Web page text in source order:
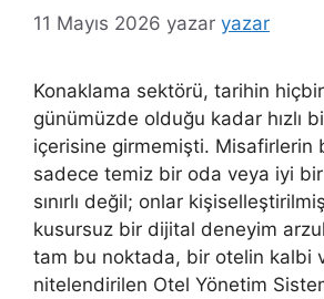
11 Mayıs 2026 yazar yazar
Konaklama sektörü, tarihin
günümüzde olduğu kadar hızlı
içerisine girmemişti. Misafirlerin
sadece temiz bir oda veya iyi bir
sınırlı değil; onlar
kusursuz bir dijital deneyim
tam bu noktada, bir otelin kalbi
nitelendirilen Otel Yönetim